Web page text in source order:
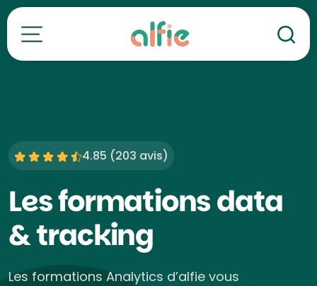
Toutes nos formations
4.85 (203 avis)
Les formations data
& tracking
Les formations Analytics d’alfie vous